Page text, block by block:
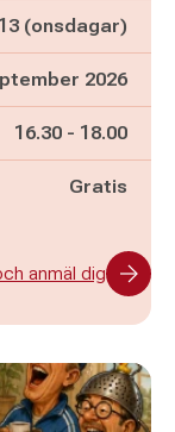
13 (onsdagar)
2026
Pågår mellan
16.30 - och
18.00
Gratis
anmäl dig